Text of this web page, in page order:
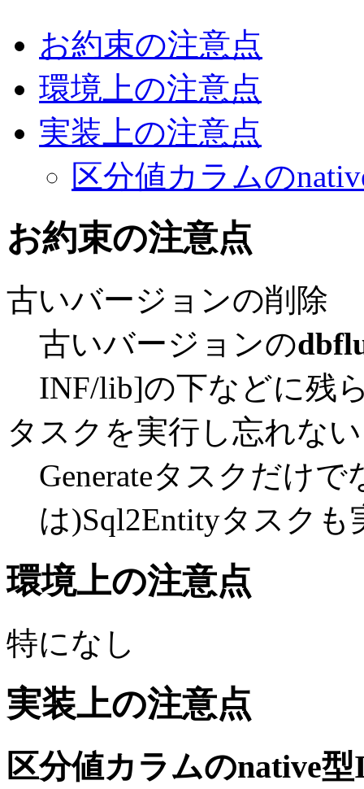
お約束の注意点
環境上の注意点
実装上の注意点
区分値カラムの
お約束の注意点
古いバージョンの削除
古いバージョンの
INF/lib]の下などに残
タスクを実行し忘れな
Generateタスクだけ
は)Sql2Entityタスクも
環境上の注意点
特になし
実装上の注意点
区分値カラムのnative